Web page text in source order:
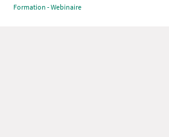
Formation - Webinaire